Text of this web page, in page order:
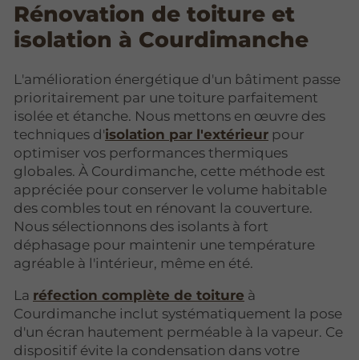
Rénovation de toiture et
isolation à Courdimanche
L'amélioration énergétique d'un bâtiment passe
prioritairement par une toiture parfaitement
isolée et étanche. Nous mettons en œuvre des
techniques d'isolation par l'extérieur pour
optimiser vos performances thermiques
globales. À Courdimanche, cette méthode est
appréciée pour conserver le volume habitable
des combles tout en rénovant la couverture.
Nous sélectionnons des isolants à fort
déphasage pour maintenir une température
agréable à l'intérieur, même en été.
La réfection complète de toiture à
Courdimanche inclut systématiquement la pose
d'un écran hautement perméable à la vapeur. Ce
dispositif évite la condensation dans votre